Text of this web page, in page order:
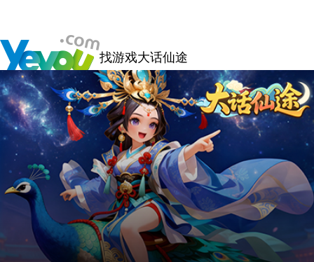
找游戏大话仙途